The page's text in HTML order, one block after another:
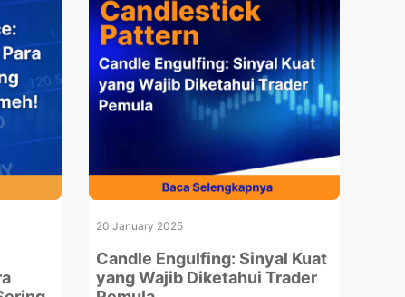
20 January 2025
Candle Engulfing: Sinyal Kuat
yang Wajib Diketahui Trader